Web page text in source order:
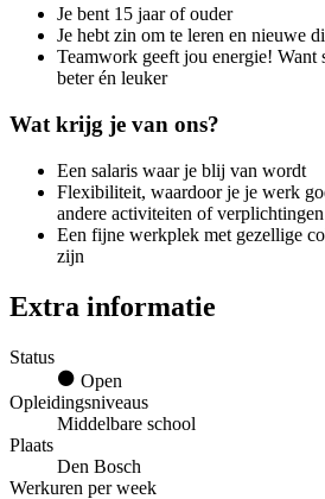
Je bent 15 jaar of ouder
Je hebt zin om te leren en nieuwe
Teamwork geeft jou energie! Want
beter én leuker
Wat krijg je van ons?
Een salaris waar je blij van wordt
Flexibiliteit, waardoor je je werk
andere activiteiten of verplichtingen
Een fijne werkplek met gezellige
zijn
Extra informatie
Status
Open
Opleidingsniveaus
Middelbare school
Plaats
Den Bosch
Werkuren per week